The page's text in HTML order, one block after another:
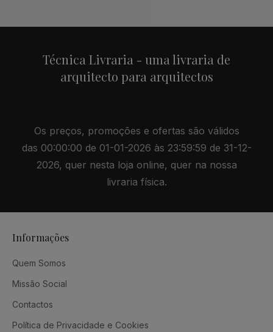
Técnica Livraria - uma livraria de
arquitecto para arquitectos
Os preços, promoções e ofertas são válidos
das 00:00:00 de 01-01-2026 às 23:59:59 de 31-12-
2026, quer nesta loja online, quer na nossa
livraria física.
Informações
Quem Somos
Missão Social
Contactos
Política de Privacidade e Cookies